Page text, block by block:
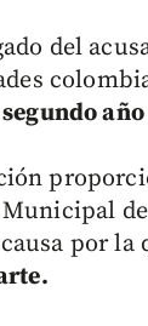
del
segundo
Municipal
por la